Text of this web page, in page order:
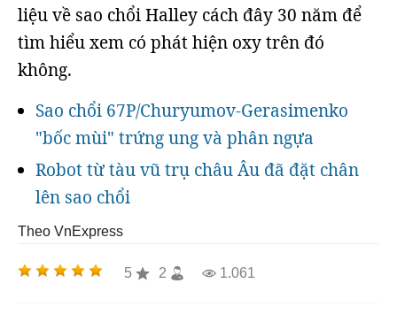
liệu về sao chổi Halley cách đây 30 năm để
tìm hiểu xem có phát hiện oxy trên đó
không.
Sao chổi 67P/Churyumov-Gerasimenko
"bốc mùi" trứng ung và phân ngựa
Robot từ tàu vũ trụ châu Âu đã đặt chân
lên sao chổi
Theo VnExpress
5 2 1.061